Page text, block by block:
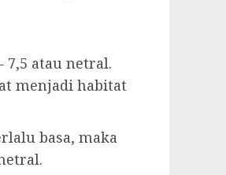
atau netral.
menjadi habitat
basa, maka